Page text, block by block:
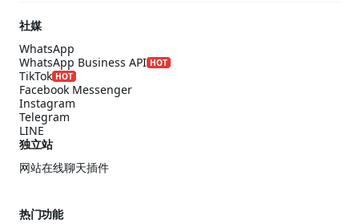
社媒
WhatsApp
WhatsApp Business API HOT
TikTok HOT
Facebook Messenger
Instagram
Telegram
LINE
独立站
网站在线聊天插件
热门功能